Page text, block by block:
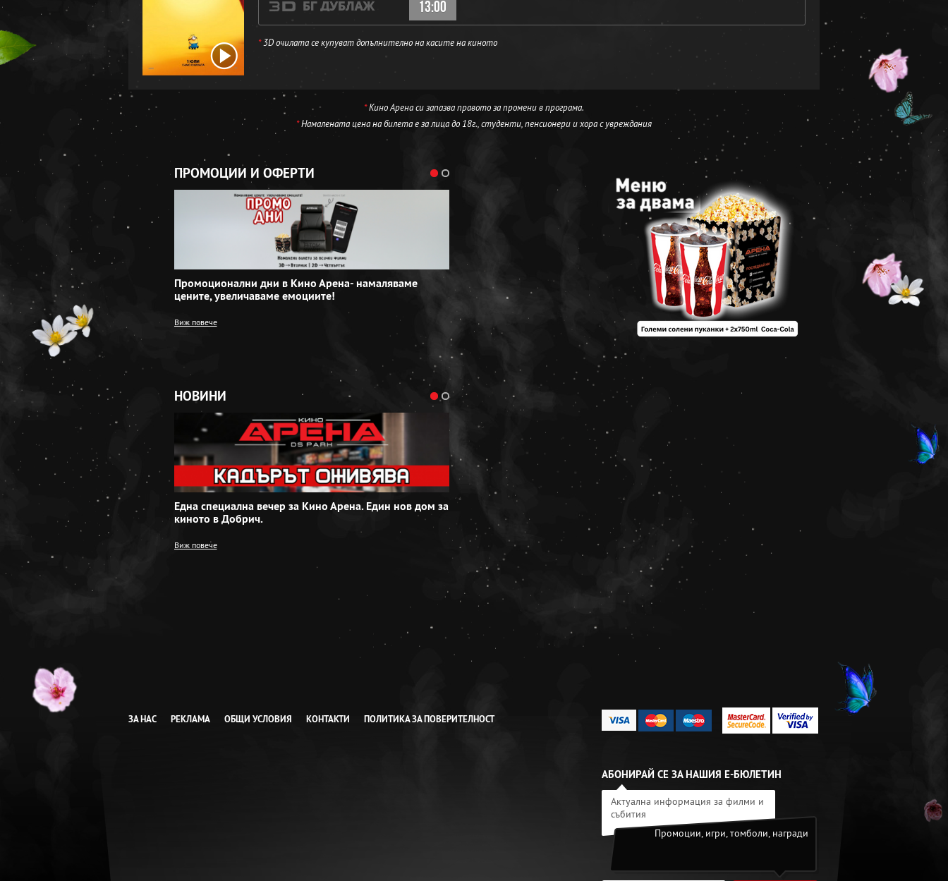
13:00
*3D очилата се купуват допълнително на касите на киното
*Кино Арена си запазва правото за промени в програма.
*Намалената цена на билета е за лица до 18г., студенти, пенсионери и хора с увреждания
ПРОМОЦИИ И ОФЕРТИ
Промоционални дни в Кино Арена- намаляваме
цените, увеличаваме емоциите!
Виж повече
Специални групови оферти в Кино Арена –
резервирайте сега!
Виж повече
НОВИНИ
Една специална вечер за Кино Арена. Един нов дом за
киното в Добрич.
Виж повече
В Кино Арена DS Park Добрич сме подготвили сладка
изненада за най-малките ни зрители!
Виж повече
ЗА НАС РЕКЛАМА ОБЩИ УСЛОВИЯ КОНТАКТИ ПОЛИТИКА ЗА ПОВЕРИТЕЛНОСТ
АБОНИРАЙ СЕ ЗА НАШИЯ Е-БЮЛЕТИН
Актуална информация за филми и
събития
Промоции, игри, томболи, награди